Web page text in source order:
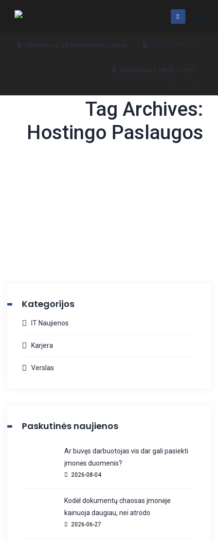
Gedimino g. 59, Kaišiadorys, Lietuva +370 630 99 970
Darbo laikas: 08:00 - 17:00
Tag Archives:
Hostingo Paslaugos
Kategorijos
IT Naujienos
Karjera
Verslas
Paskutinės naujienos
Ar buvęs darbuotojas vis dar gali pasiekti
įmonės duomenis?
2026-08-04
Kodėl dokumentų chaosas įmonėje
kainuoja daugiau, nei atrodo
2026-06-27